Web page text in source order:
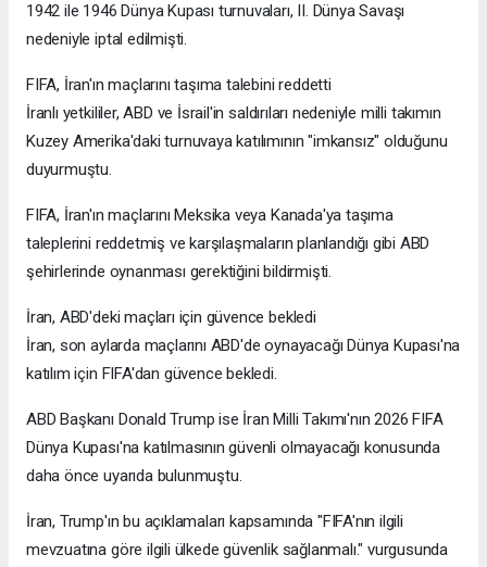
1942 ile 1946 Dünya Kupası turnuvaları, II. Dünya Savaşı
nedeniyle iptal edilmişti.
FIFA, İran'ın maçlarını taşıma talebini reddetti
İranlı yetkililer, ABD ve İsrail'in saldırıları nedeniyle milli takımın
Kuzey Amerika'daki turnuvaya katılımının "imkansız" olduğunu
duyurmuştu.
FIFA, İran'ın maçlarını Meksika veya Kanada'ya taşıma
taleplerini reddetmiş ve karşılaşmaların planlandığı gibi ABD
şehirlerinde oynanması gerektiğini bildirmişti.
İran, ABD'deki maçları için güvence bekledi
İran, son aylarda maçlarını ABD'de oynayacağı Dünya Kupası'na
katılım için FIFA'dan güvence bekledi.
ABD Başkanı Donald Trump ise İran Milli Takımı'nın 2026 FIFA
Dünya Kupası'na katılmasının güvenli olmayacağı konusunda
daha önce uyarıda bulunmuştu.
İran, Trump'ın bu açıklamaları kapsamında "FIFA'nın ilgili
mevzuatına göre ilgili ülkede güvenlik sağlanmalı." vurgusunda